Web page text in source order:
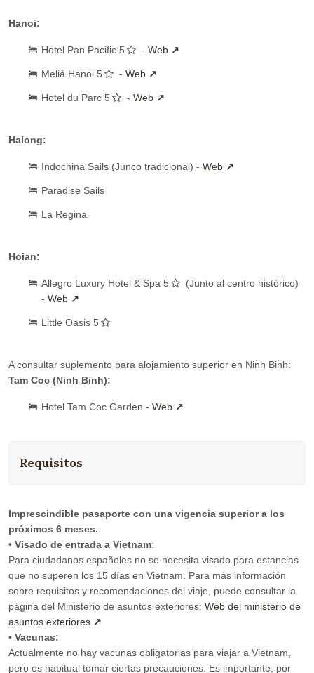
Hanoi:
Hotel Pan Pacific 5 - Web
Meliá Hanoi 5 - Web
Hotel du Parc 5 - Web
Halong:
Indochina Sails (Junco tradicional) - Web
Paradise Sails
La Regina
Hoian:
Allegro Luxury Hotel & Spa 5
(Junto al centro histórico)
- Web
Little Oasis 5
A consultar suplemento para alojamiento superior en Ninh Binh:
Tam Coc (Ninh Binh):
Hotel Tam Coc Garden - Web
Requisitos
Imprescindible pasaporte con una vigencia superior a los
próximos 6 meses.
• Visado de entrada a Vietnam:
Para ciudadanos españoles no se necesita visado para estancias
que no superen los 15 días en Vietnam. Para más información
sobre requisitos y recomendaciones del viaje, puede consultar la
página del Ministerio de asuntos exteriores: Web del ministerio de
asuntos exteriores
• Vacunas:
Actualmente no hay vacunas obligatorias para viajar a Vietnam,
pero es habitual tomar ciertas precauciones. Es importante, por